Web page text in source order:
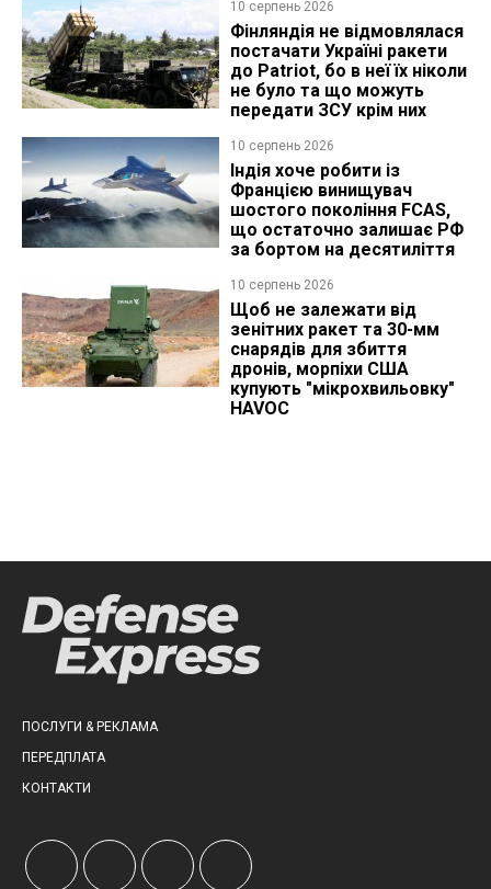
10 серпень 2026
Фінляндія не відмовлялася
постачати Україні ракети
до Patriot, бо в неї їх ніколи
не було та що можуть
передати ЗСУ крім них
10 серпень 2026
Індія хоче робити із
Францією винищувач
шостого покоління FCAS,
що остаточно залишає РФ
за бортом на десятиліття
10 серпень 2026
Щоб не залежати від
зенітних ракет та 30-мм
снарядів для збиття
дронів, морпіхи США
купують "мікрохвильовку"
HAVOC
ПОСЛУГИ & РЕКЛАМА
ПЕРЕДПЛАТА
КОНТАКТИ